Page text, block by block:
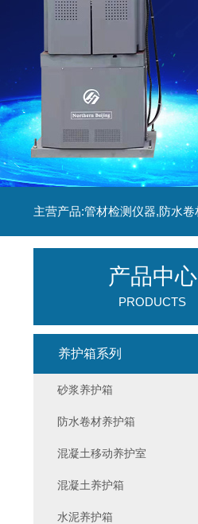
产品中心
PRODUCTS
养护箱系列
砂浆养护箱
防水卷材养护箱
混凝土移动养护室
混凝土养护箱
水泥养护箱